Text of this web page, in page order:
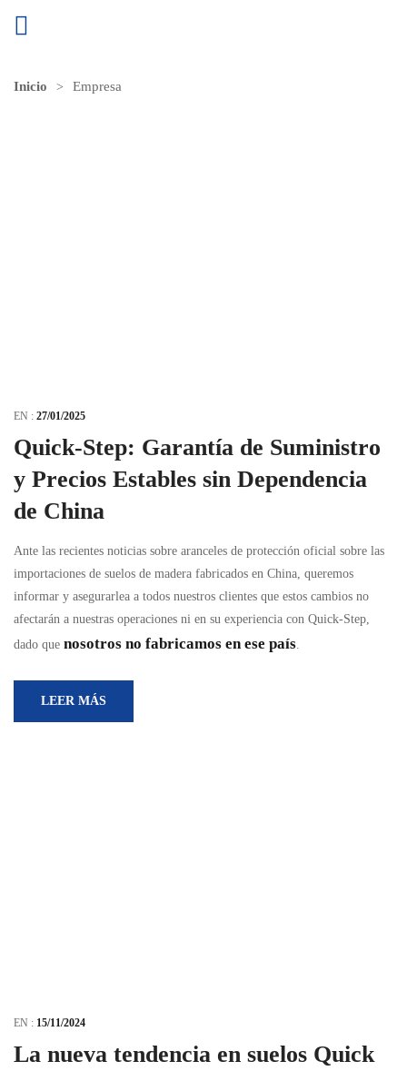
Inicio Empresa
EN : 27/01/2025
Quick-Step: Garantía de Suministro
y Precios Estables sin Dependencia
de China
Ante las recientes noticias sobre aranceles de protección oficial sobre las
importaciones de suelos de madera fabricados en China, queremos
informar y asegurarlea a todos nuestros clientes que estos cambios no
afectarán a nuestras operaciones ni en su experiencia con Quick-Step,
dado que nosotros no fabricamos en ese país
LEER MÁS
EN : 15/11/2024
La nueva tendencia en suelos Quick